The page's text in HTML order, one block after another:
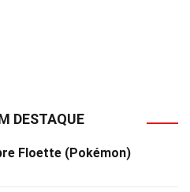
DESTAQUE
Floette (Pokémon)